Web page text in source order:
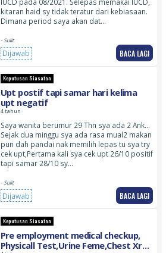
kitaran haid sy tidak teratur dari kebiasaan.
Dimana period saya akan dat…
- Sulit
Dijawab BACA LAGI
Keputusan Siasatan
Upt postif tapi samar hari kelima
upt negatif
4 tahun
Saya wanita berumur 29 Thn sya ada 2 Ank…
Sejak dua minggu sya ada rasa mual2 makan
pun dah pandai nak memilih lepas tu sya try
cek upt,Pertama kali sya cek upt 26/10 positif
tapi samar 28/10 sy…
- Sulit
Dijawab BACA LAGI
Keputusan Siasatan
Pre employment medical checkup,
Physicall Test,Urine Feme,Chest Xray